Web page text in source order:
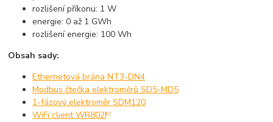
rozlišení příkonu: 1 W
energie: 0 až 1 GWh
rozlišení energie: 100 Wh
Obsah sady:
Ethernetová brána NT3-DN4
Modbus čtečka elektroměrů SD5-MD5
1-fázový elektroměr SDM120
WiFi client WR802N